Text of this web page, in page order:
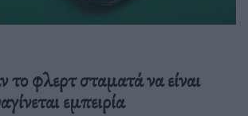
φλερτ σταματά να είναι
εμπειρία